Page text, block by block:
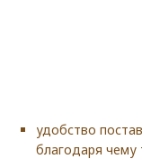
удобство
благодаря чему